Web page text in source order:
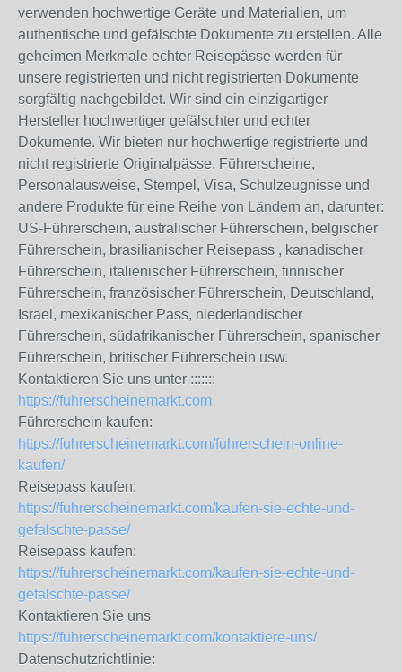
verwenden hochwertige Geräte und Materialien, um
authentische und gefälschte Dokumente zu erstellen. Alle
geheimen Merkmale echter Reisepässe werden für
unsere registrierten und nicht registrierten Dokumente
sorgfältig nachgebildet. Wir sind ein einzigartiger
Hersteller hochwertiger gefälschter und echter
Dokumente. Wir bieten nur hochwertige registrierte und
nicht registrierte Originalpässe, Führerscheine,
Personalausweise, Stempel, Visa, Schulzeugnisse und
andere Produkte für eine Reihe von Ländern an, darunter:
US-Führerschein, australischer Führerschein, belgischer
Führerschein, brasilianischer Reisepass , kanadischer
Führerschein, italienischer Führerschein, finnischer
Führerschein, französischer Führerschein, Deutschland,
Israel, mexikanischer Pass, niederländischer
Führerschein, südafrikanischer Führerschein, spanischer
Führerschein, britischer Führerschein usw.
Kontaktieren Sie uns unter :::::::
https://fuhrerscheinemarkt.com
Führerschein kaufen:
https://fuhrerscheinemarkt.com/fuhrerschein-online-
kaufen/
Reisepass kaufen:
https://fuhrerscheinemarkt.com/kaufen-sie-echte-und-
gefalschte-passe/
Reisepass kaufen:
https://fuhrerscheinemarkt.com/kaufen-sie-echte-und-
gefalschte-passe/
Kontaktieren Sie uns
https://fuhrerscheinemarkt.com/kontaktiere-uns/
Datenschutzrichtlinie: